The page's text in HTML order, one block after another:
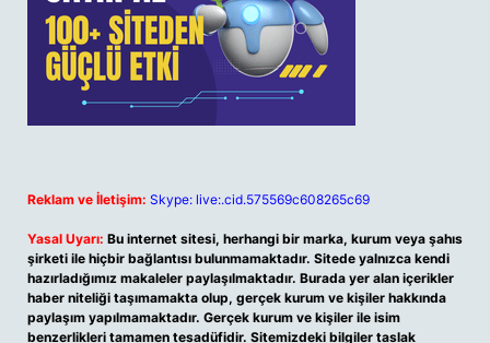
Reklam ve İletişim: Skype: live:.cid.575569c608265c69
Yasal Uyarı: Bu internet sitesi, herhangi bir marka, kurum veya şahıs
şirketi ile hiçbir bağlantısı bulunmamaktadır. Sitede yalnızca kendi
hazırladığımız makaleler paylaşılmaktadır. Burada yer alan içerikler
haber niteliği taşımamakta olup, gerçek kurum ve kişiler hakkında
paylaşım yapılmamaktadır. Gerçek kurum ve kişiler ile isim
benzerlikleri tamamen tesadüfidir. Sitemizdeki bilgiler taslak